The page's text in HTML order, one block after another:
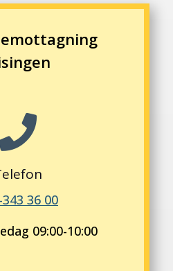
36 00
09:00-10:00